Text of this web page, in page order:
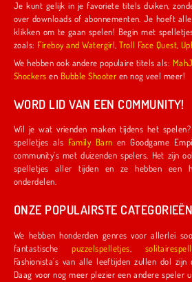
Je kunt gelijk in je favoriete titels duiken, zonder
over downloads of abonnementen. Je hoeft
klikken om te gaan spelen! Begin met spelletjes die door ons zijn gemaakt,
zoals:
Fireboy and Watergirl ,Troll Face Quest
We hebben ook andere populaire titels als:
Shockers en Bubble Shooter en nog veel meer!
WORD LID VAN EEN COMMUNITY!
Wil je wat vrienden maken tijdens het
spelletjes als
Family Barn en Goodgame Empire.
community's met duizenden spelers. Het zijn
spelletjes aller tijden en ze hebben een heleboel te gekke sociale
onderdelen.
ONZE POPULAIRSTE
We hebben honderden genres voor allerlei
fantastischepuzzelspelletjes
Daag voor nog meer plezier een andere speler uit in een van onze spelletjes